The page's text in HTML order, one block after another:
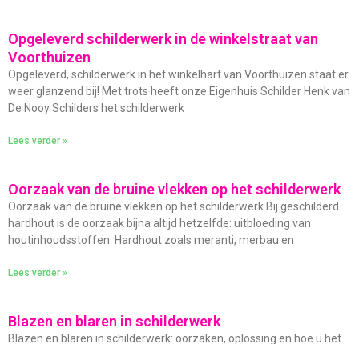
Opgeleverd schilderwerk in de winkelstraat van
Voorthuizen
Opgeleverd, schilderwerk in het winkelhart van Voorthuizen staat er
weer glanzend bij! Met trots heeft onze Eigenhuis Schilder Henk van
De Nooy Schilders het schilderwerk
Lees verder »
Oorzaak van de bruine vlekken op het schilderwerk
Oorzaak van de bruine vlekken op het schilderwerk Bij geschilderd
hardhout is de oorzaak bijna altijd hetzelfde: uitbloeding van
houtinhoudsstoffen. Hardhout zoals meranti, merbau en
Lees verder »
Blazen en blaren in schilderwerk
Blazen en blaren in schilderwerk: oorzaken, oplossing en hoe u het